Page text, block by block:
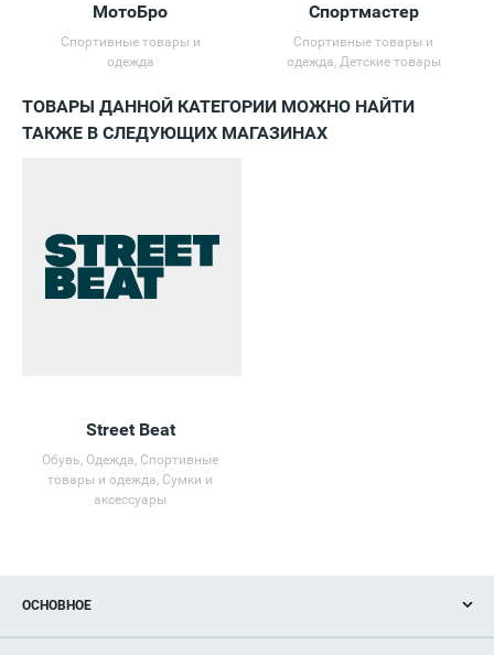
МотоБро
Спортивные товары и
одежда
Спортмастер
Спортивные товары и
одежда, Детские товары
ТОВАРЫ ДАННОЙ КАТЕГОРИИ МОЖНО НАЙТИ
ТАКЖЕ В СЛЕДУЮЩИХ МАГАЗИНАХ
Street Beat
Обувь, Одежда, Спортивные
товары и одежда, Сумки и
аксессуары
ОСНОВНОЕ